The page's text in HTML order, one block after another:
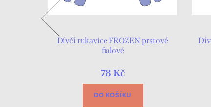
Dívčí rukavice FROZEN prstové
fialové
78 Kč
DO KOŠÍKU